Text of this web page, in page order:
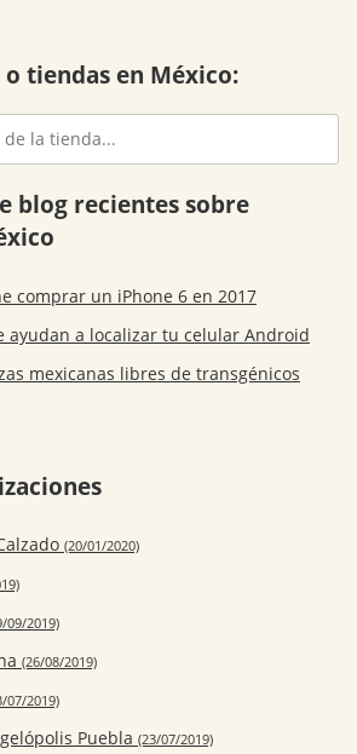
tiendas en México:
blog recientes sobre
comprar un iPhone 6 en 2017
ayudan a localizar tu celular Android
mexicanas libres de transgénicos
(20/01/2020)
09/2019)
(26/08/2019)
07/2019)
Puebla (23/07/2019)